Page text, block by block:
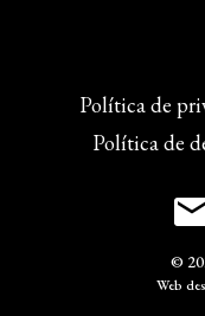
Política de
Política de
©
Web